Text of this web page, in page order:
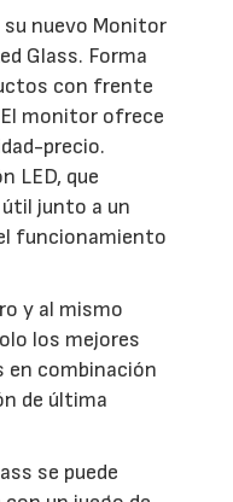
nuevo Monitor
Glass. Forma
con frente
monitor ofrece
precio.
LED, que
junto a un
funcionamiento
y al mismo
los mejores
en combinación
de última
se puede